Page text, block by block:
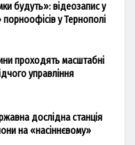
будуть»: відеозапис у
у Тернополі
проходять масштабні
управління
дослідна станція
на «насіннєвому»